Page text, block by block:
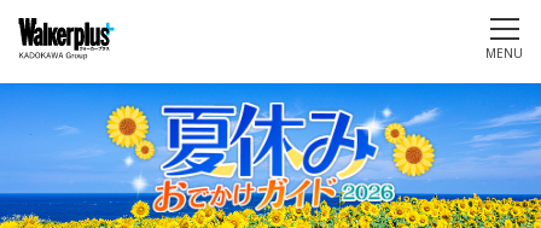
MENU